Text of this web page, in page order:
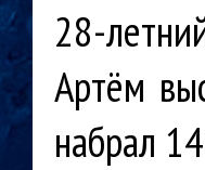
28-
Артём
набрал